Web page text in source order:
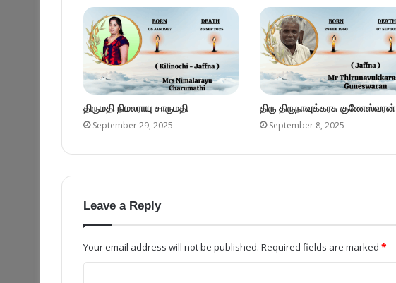
திருமதி நிமலராயு சாருமதி
September 29, 2025
திரு திருநாவுக்கரசு குணேஸ்வரன்
September 8, 2025
Leave a Reply
Your email address will not be published. Required fields are marked *